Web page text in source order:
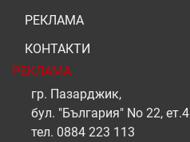
РЕКЛАМА
КОНТАКТИ
РЕКЛАМА
гр. Пазарджик,
бул. "България" No 22, ет.4
тел. 0884 223 113